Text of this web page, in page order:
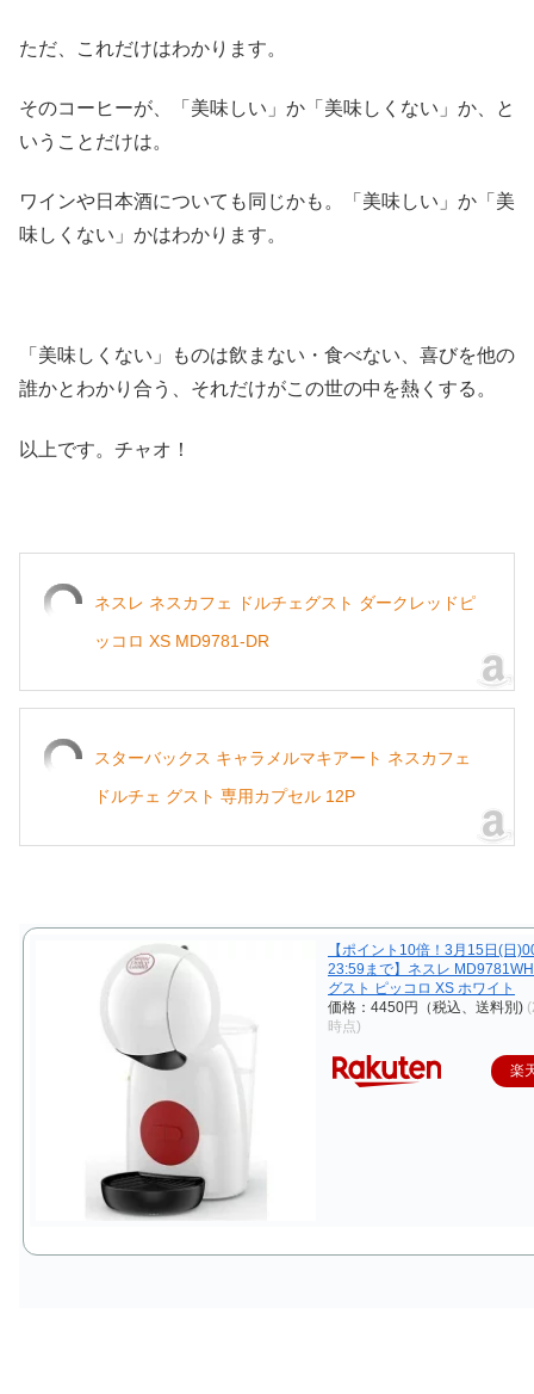
ただ、これだけはわかります。
そのコーヒーが、「美味しい」か「美味しくない」か、と
いうことだけは。
ワインや日本酒についても同じかも。「美味しい」か「美
味しくない」かはわかります。
「美味しくない」ものは飲まない・食べない、喜びを他の
誰かとわかり合う、それだけがこの世の中を熱くする。
以上です。チャオ！
ネスレ ネスカフェ ドルチェグスト ダークレッドピ
ッコロ XS MD9781-DR
スターバックス キャラメルマキアート ネスカフェ
ドルチェ グスト 専用カプセル 12P
【ポイント10倍！3月15日(日
23:59まで】ネスレ
グスト ピッコロ XS ホワイト
価格：4450円（税込、送料別)
時点)
楽